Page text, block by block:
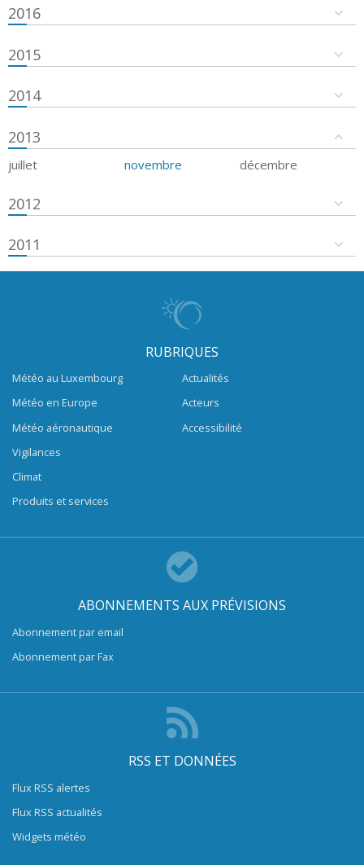
2016
2015
2014
2013
juillet novembre décembre
2012
2011
RUBRIQUES
Météo au Luxembourg
Météo en Europe
Météo aéronautique
Vigilances
Climat
Produits et services
Actualités
Acteurs
Accessibilité
ABONNEMENTS AUX PRÉVISIONS
Abonnement par email
Abonnement par Fax
RSS ET DONNÉES
Flux RSS alertes
Flux RSS actualités
Widgets météo